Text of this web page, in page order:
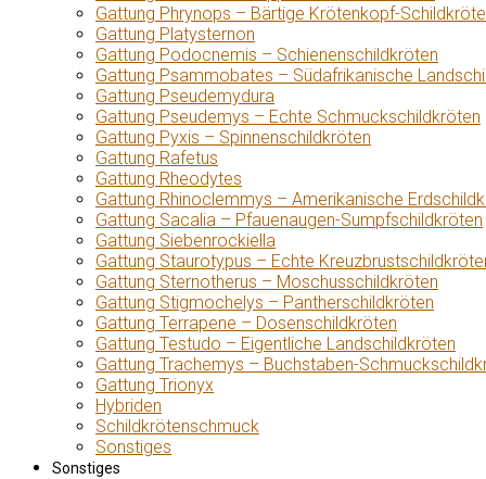
Gattung Phrynops – Bärtige Krötenkopf-
Gattung Platysternon
Gattung Podocnemis – Schienenschildkröten
Gattung Psammobates – Südafrikanische
Gattung Pseudemydura
Gattung Pseudemys – Echte Schmuckschildkröten
Gattung Pyxis – Spinnenschildkröten
Gattung Rafetus
Gattung Rheodytes
Gattung Rhinoclemmys – Amerikanische
Gattung Sacalia – Pfauenaugen-Sumpfschildkröten
Gattung Siebenrockiella
Gattung Staurotypus – Echte
Gattung Sternotherus – Moschusschildkröten
Gattung Stigmochelys – Pantherschildkröten
Gattung Terrapene – Dosenschildkröten
Gattung Testudo – Eigentliche Landschildkröten
Gattung Trachemys – Buchstaben-
Gattung Trionyx
Hybriden
Schildkrötenschmuck
Sonstiges
Sonstiges